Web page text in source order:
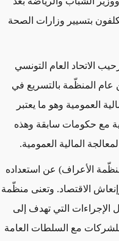
بتسيير وزارات الصحة
الاتحاد العام التونسي
عام المنظّمة بالتسريع في
العمومية وهو ما يعتبر
مع حكومات سابقة وهذه
المالية العمومية.
الأعراف) عن استعداده
الاقتصاد. وتعنى منظّمة
الإجراءات التي تهدف إلى
مع السلطات العامة